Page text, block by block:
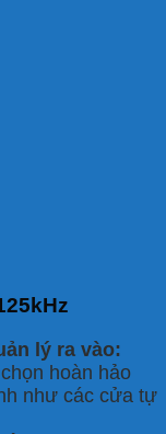
lý ra vào:
hoàn hảo
như các cửa tự